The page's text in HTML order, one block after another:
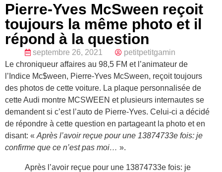
Pierre-Yves McSween reçoit
toujours la même photo et il
répond à la question
septembre 26, 2021
petitpetitgamin
Le chroniqueur affaires au 98,5 FM et l’animateur de
l’Indice Mc$ween, Pierre-Yves McSween, reçoit toujours
des photos de cette voiture. La plaque personnalisée de
cette Audi montre MCSWEEN et plusieurs internautes se
demandent si c’est l’auto de Pierre-Yves. Celui-ci a décidé
de répondre à cette question en partageant la photo et en
disant: « Après l’avoir reçue pour une 13874733e fois: je
confirme que ce n’est pas moi… ».
Après l’avoir reçue pour une 13874733e fois: je